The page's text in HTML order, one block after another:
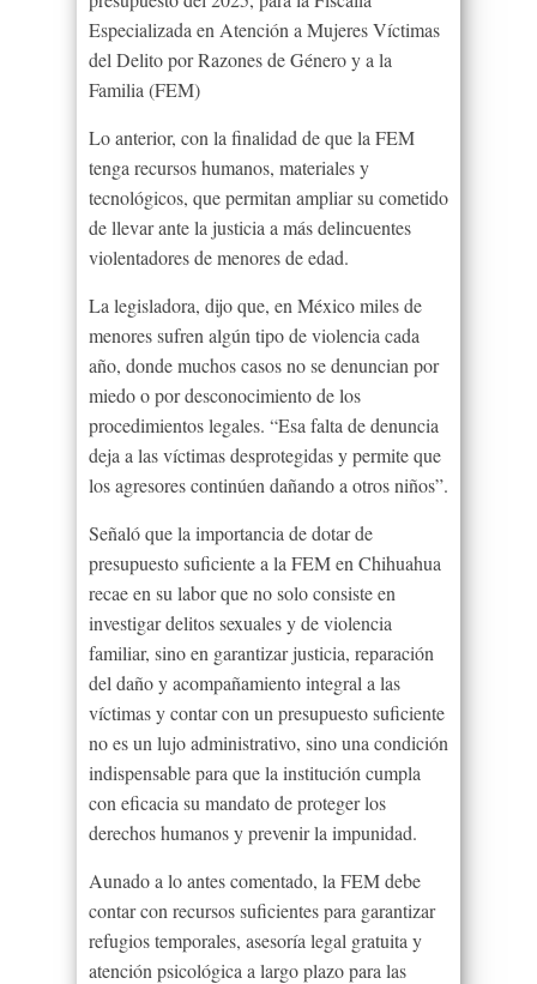
Especializada en Atención a Mujeres Víctimas
del Delito por Razones de Género y a la
Familia (FEM)
Lo anterior, con la finalidad de que la FEM
tenga recursos humanos, materiales y
tecnológicos, que permitan ampliar su cometido
de llevar ante la justicia a más delincuentes
violentadores de menores de edad.
La legisladora, dijo que, en México miles de
menores sufren algún tipo de violencia cada
año, donde muchos casos no se denuncian por
miedo o por desconocimiento de los
procedimientos legales. “Esa falta de denuncia
deja a las víctimas desprotegidas y permite que
los agresores continúen dañando a otros niños”.
Señaló que la importancia de dotar de
presupuesto suficiente a la FEM en Chihuahua
recae en su labor que no solo consiste en
investigar delitos sexuales y de violencia
familiar, sino en garantizar justicia, reparación
del daño y acompañamiento integral a las
víctimas y contar con un presupuesto suficiente
no es un lujo administrativo, sino una condición
indispensable para que la institución cumpla
con eficacia su mandato de proteger los
derechos humanos y prevenir la impunidad.
Aunado a lo antes comentado, la FEM debe
contar con recursos suficientes para garantizar
refugios temporales, asesoría legal gratuita y
atención psicológica a largo plazo para las